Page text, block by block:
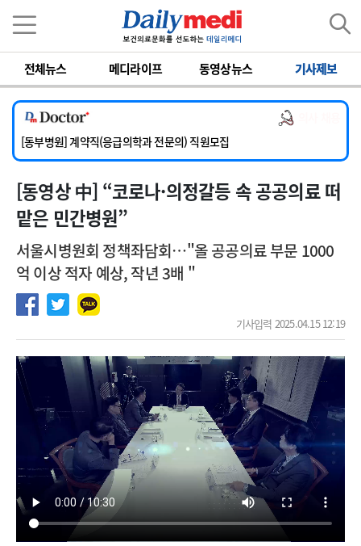
전체뉴스 메디라이프 동영상뉴스 기사제보
[서울아산병원] 2026년 하반기 인턴 모집
[영남대학교의료원] 마취통증의학과 임기제 임상의사 채용
[충남대학교병원] 소아청소년과(소아응급전담) 계약직 의사 공개채용
[동부병원] 계약직(응급의학과 전문의) 직원모집
[이대목동병원] 하반기 전공의(레지던트1년차) 모집
[서울아산병원] 2026년 하반기 인턴 모집
[영남대학교의료원] 마취통증의학과 임기제 임상의사 채용
[동영상 中] “코로나·의정갈등 속 공공의료 떠
맡은 민간병원”
서울시병원회 정책좌담회…"올 공공의료 부문 1000
억 이상 적자 예상, 작년 3배 "
기사입력 2025.04.15 12:19